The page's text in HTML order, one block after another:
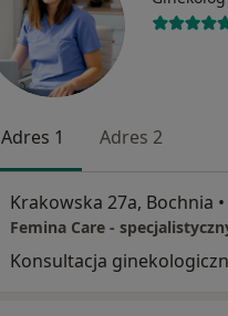
Adres 1 Adres 2
Krakowska 27a, Bochnia •
Konsultacja